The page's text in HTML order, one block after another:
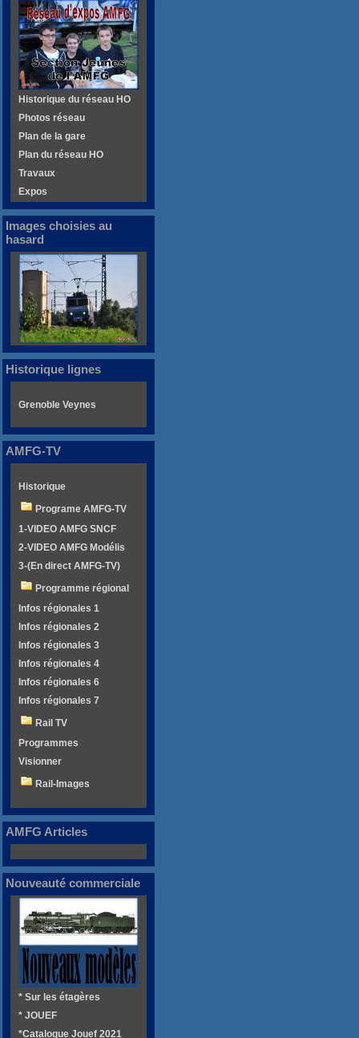
Historique du réseau HO
Photos réseau
Plan de la gare
Plan du réseau HO
Travaux
Expos
Images choisies au
hasard
Historique lignes
Grenoble Veynes
AMFG-TV
Historique
Programe AMFG-TV
1-VIDEO AMFG SNCF
2-VIDEO AMFG Modélis
3-(En direct AMFG-TV)
Programme régional
Infos régionales 1
Infos régionales 2
Infos régionales 3
Infos régionales 4
Infos régionales 6
Infos régionales 7
Rail TV
Programmes
Visionner
Rail-Images
AMFG Articles
Nouveauté commerciale
* Sur les étagères
* JOUEF
*Catalogue Jouef 2021